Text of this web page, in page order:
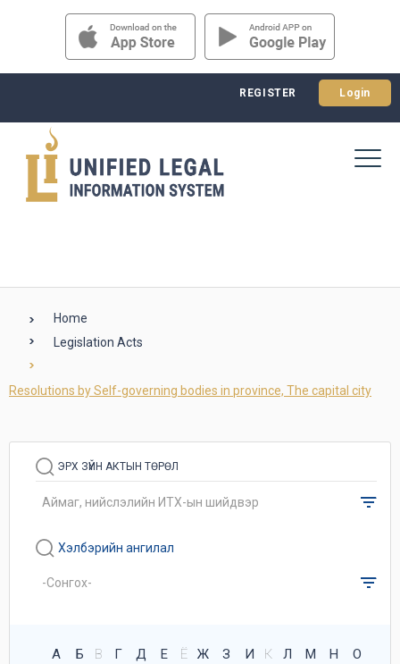
REGISTER Login
Home
Legislation Acts
Resolutions by Self-governing bodies in province, The capital city
ЭРХ ЗҮЙН АКТЫН ТӨРӨЛ
Хэлбэрийн ангилал
А Б В Г Д Е Ё Ж З И К Л М Н
О